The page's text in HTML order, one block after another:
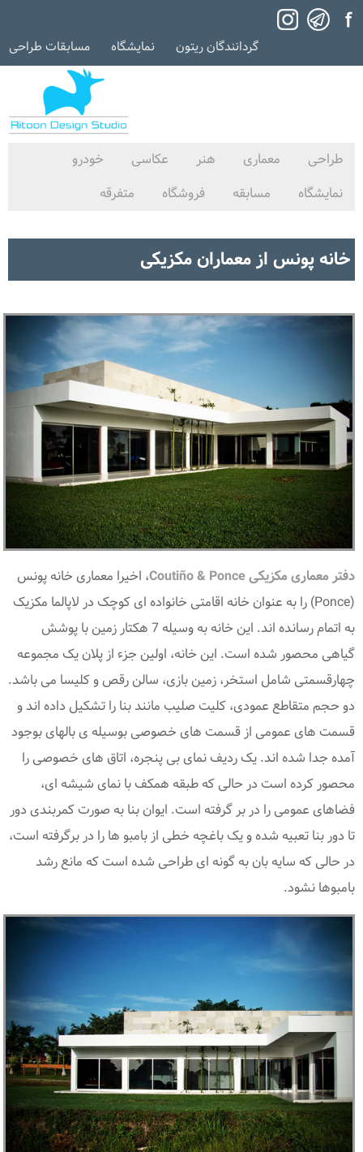
گردانندگان ریتون نمایشگاه مسابقات طراحی
طراحی معماری هنر عکاسی
خودرو
نمایشگاه
مسابقه فروشگاه متفرقه
خانه پونس از معماران مکزیکی
دفتر معماری مکزیکی Coutiño & Ponce
، اخیرا معماری خانه پونس
(Ponce) را به عنوان خانه اقامتی خانواده ای کوچک در لاپالما مکزیک
به اتمام رسانده اند. این خانه به وسیله 7 هکتار زمین با پوشش
گیاهی محصور شده است. این خانه، اولین جزء از پلان یک مجموعه
چهارقسمتی شامل استخر، زمین بازی، سالن رقص و کلیسا می باشد.
دو حجم متقاطع عمودی، کلیت صلیب مانند بنا را تشکیل داده اند و
قسمت های عمومی از قسمت های خصوصی بوسیله ی بالهای بوجود
آمده جدا شده اند. یک ردیف نمای بی پنجره، اتاق های خصوصی را
محصور کرده است در حالی که طبقه همکف با نمای شیشه ای،
فضاهای عمومی را در بر گرفته است. ایوان بنا به صورت کمربندی دور
تا دور بنا تعبیه شده و یک باغچه خطی از بامبو ها را در برگرفته است،
در حالی که سایه بان به گونه ای طراحی شده است که مانع رشد
بامبوها نشود.